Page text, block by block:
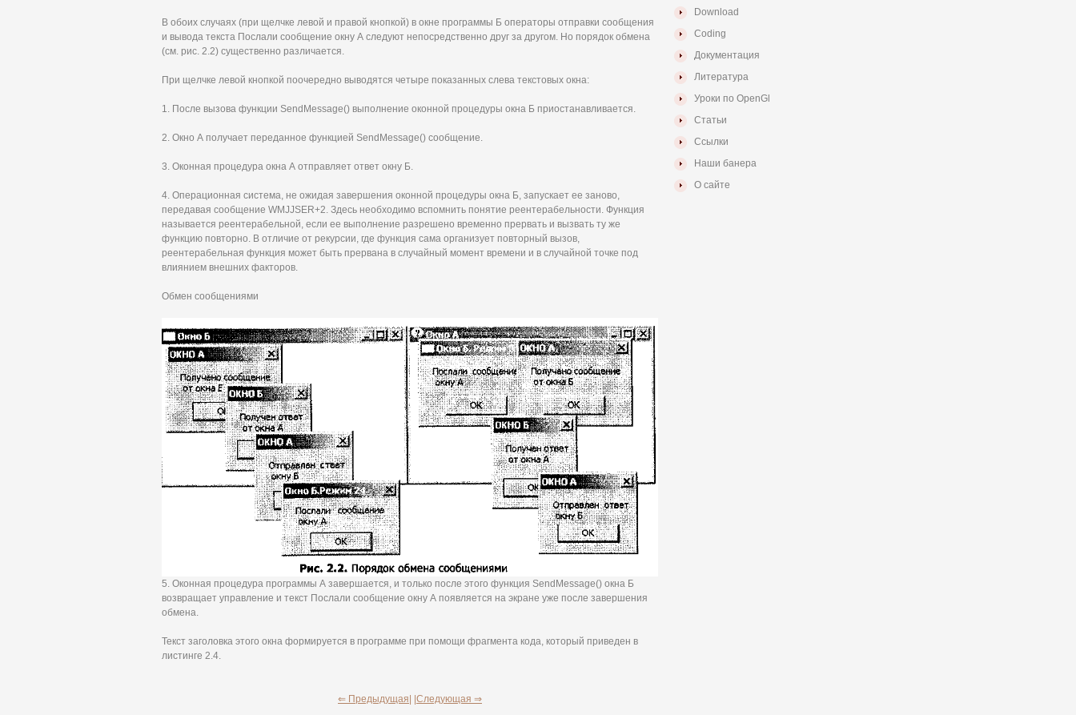
В обоих случаях (при щелчке левой и правой кнопкой) в окне программы Б операторы отправки сообщения
и вывода текста Послали сообщение окну А следуют непосредственно друг за другом. Но порядок обмена
(см. рис. 2.2) существенно различается.
При щелчке левой кнопкой поочередно выводятся четыре показанных слева текстовых окна:
1. После вызова функции SendMessage() выполнение оконной процедуры окна Б приостанавливается.
2. Окно А получает переданное функцией SendMessage() сообщение.
3. Оконная процедура окна А отправляет ответ окну Б.
4. Операционная система, не ожидая завершения оконной процедуры окна Б, запускает ее заново,
передавая сообщение WMJJSER+2. Здесь необходимо вспомнить понятие реентерабельности. Функция
называется реентерабельной, если ее выполнение разрешено временно прервать и вызвать ту же
функцию повторно. В отличие от рекурсии, где функция сама организует повторный вызов,
реентерабельная функция может быть прервана в случайный момент времени и в случайной точке под
влиянием внешних факторов.
Обмен сообщениями
5. Оконная процедура программы А завершается, и только после этого функция SendMessage() окна Б
возвращает управление и текст Послали сообщение окну А появляется на экране уже после завершения
обмена.
Текст заголовка этого окна формируется в программе при помощи фрагмента кода, который приведен в
листинге 2.4.
⇐ Предыдущая| |Следующая ⇒
Download
Coding
Документация
Литература
Уроки по OpenGl
Статьи
Ссылки
Наши банера
О сайте